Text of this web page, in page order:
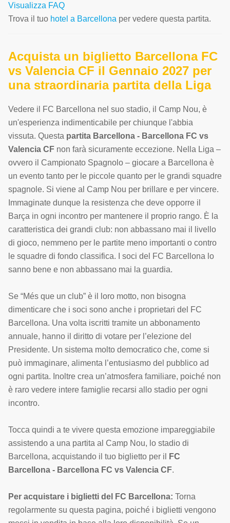
Visualizza FAQ
Trova il tuo hotel a Barcellona per vedere questa partita.
Acquista un biglietto Barcellona FC
vs Valencia CF il Gennaio 2027 per
una straordinaria partita della Liga
Vedere il FC Barcellona nel suo stadio, il Camp Nou, è
un'esperienza indimenticabile per chiunque l'abbia
vissuta. Questa partita Barcellona - Barcellona FC vs
Valencia CF non farà sicuramente eccezione. Nella Liga –
ovvero il Campionato Spagnolo – giocare a Barcellona è
un evento tanto per le piccole quanto per le grandi squadre
spagnole. Si viene al Camp Nou per brillare e per vincere.
Immaginate dunque la resistenza che deve opporre il
Barça in ogni incontro per mantenere il proprio rango. È la
caratteristica dei grandi club: non abbassano mai il livello
di gioco, nemmeno per le partite meno importanti o contro
le squadre di fondo classifica. I soci del FC Barcellona lo
sanno bene e non abbassano mai la guardia.
Se “Més que un club” è il loro motto, non bisogna
dimenticare che i soci sono anche i proprietari del FC
Barcellona. Una volta iscritti tramite un abbonamento
annuale, hanno il diritto di votare per l’elezione del
Presidente. Un sistema molto democratico che, come si
può immaginare, alimenta l’entusiasmo del pubblico ad
ogni partita. Inoltre crea un’atmosfera familiare, poiché non
è raro vedere intere famiglie recarsi allo stadio per ogni
incontro.
Tocca quindi a te vivere questa emozione impareggiabile
assistendo a una partita al Camp Nou, lo stadio di
Barcellona, acquistando il tuo biglietto per il
FC
Barcellona - Barcellona FC vs Valencia CF.
Per acquistare i biglietti del FC Barcellona: Torna
regolarmente su questa pagina, poiché i biglietti vengono